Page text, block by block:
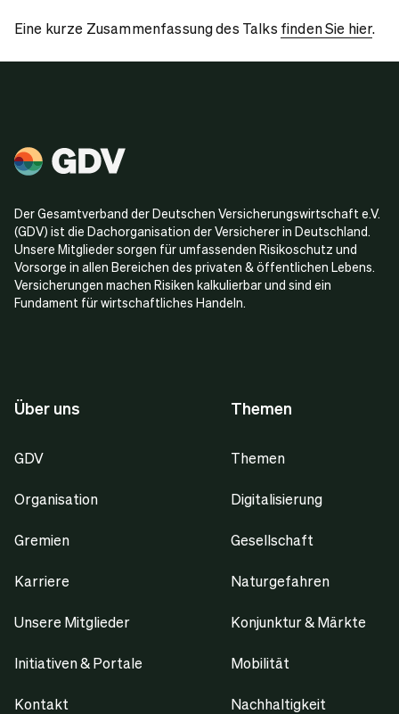
Eine kurze Zusammenfassung des Talks finden Sie hier.
Der Gesamtverband der Deutschen Versicherungswirtschaft e.V.
(GDV) ist die Dachorganisation der Versicherer in Deutschland.
Unsere Mitglieder sorgen für umfassenden Risikoschutz und
Vorsorge in allen Bereichen des privaten & öffentlichen Lebens.
Versicherungen machen Risiken kalkulierbar und sind ein
Fundament für wirtschaftliches Handeln.
Über uns
GDV
Organisation
Gremien
Karriere
Unsere Mitglieder
Initiativen & Portale
Kontakt
Themen
Themen
Digitalisierung
Gesellschaft
Naturgefahren
Konjunktur & Märkte
Mobilität
Nachhaltigkeit